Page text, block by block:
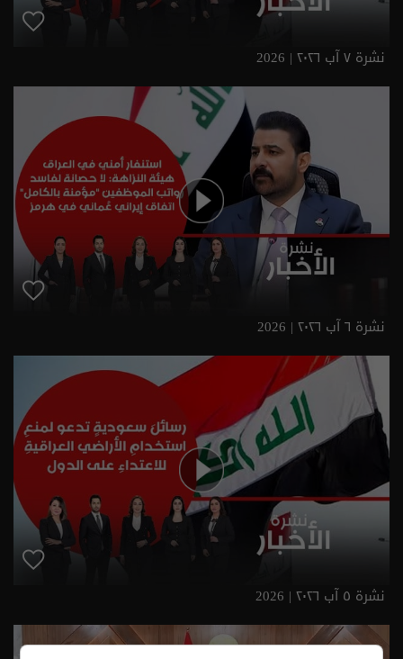
نشرة ٧ آب ٢٠٢٦ | 2026
نشرة ٦ آب ٢٠٢٦ | 2026
نشرة ٥ آب ٢٠٢٦ | 2026